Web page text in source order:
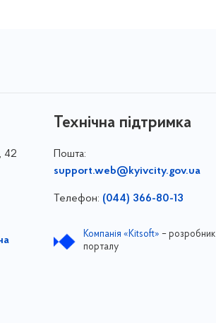
42
Технічна підтримка
Пошта:
support.web@kyivcity.gov.ua
Телефон: (044) 366-80-13
Компанія «Kitsoft» – розробник
порталу